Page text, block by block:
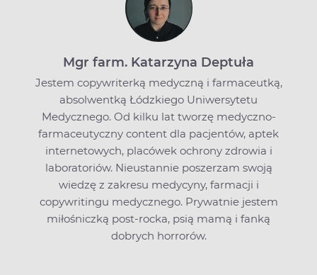
Mgr farm. Katarzyna Deptuła
Jestem copywriterką medyczną i farmaceutką,
absolwentką Łódzkiego Uniwersytetu
Medycznego. Od kilku lat tworzę medyczno-
farmaceutyczny content dla pacjentów, aptek
internetowych, placówek ochrony zdrowia i
laboratoriów. Nieustannie poszerzam swoją
wiedzę z zakresu medycyny, farmacji i
copywritingu medycznego. Prywatnie jestem
miłośniczką post-rocka, psią mamą i fanką
dobrych horrorów.